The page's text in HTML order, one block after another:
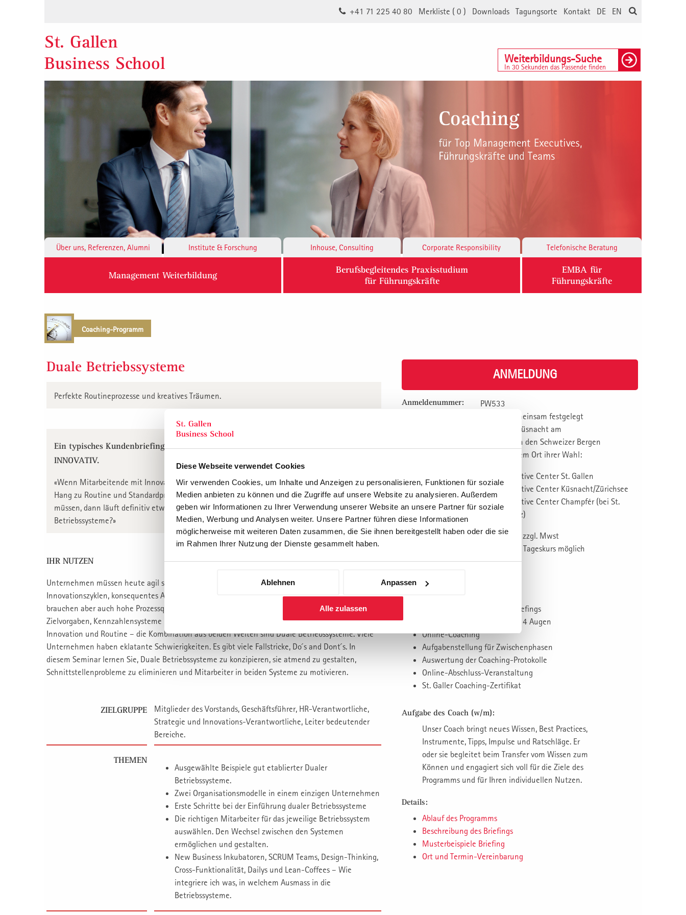
Diese Webseite verwendet Cookies
Wir verwenden Cookies, um Inhalte und Anzeigen zu personalisieren, Funktionen für soziale
Medien anbieten zu können und die Zugriffe auf unsere Website zu analysieren. Außerdem
geben wir Informationen zu Ihrer Verwendung unserer Website an unsere Partner für soziale
Medien, Werbung und Analysen weiter. Unsere Partner führen diese Informationen
möglicherweise mit weiteren Daten zusammen, die Sie ihnen bereitgestellt haben oder die sie
im Rahmen Ihrer Nutzung der Dienste gesammelt haben.
Ablehnen Anpassen
Alle zulassen
EN
DE
Kontakt
Tagungsorte
Downloads
Merkliste (0 )
+41 71 225 40 80
St. Gallen
Business School
Weiterbildungs-Suche
In 30 Sekunden das Passende finden
Über uns, Referenzen, Alumni Institute & Forschung Inhouse, Consulting Corporate Responsibility Telefonische Beratung
Management Weiterbildung
Berufsbegleitendes Praxisstudium
für Führungskräfte
EMBA für
Führungskräfte
Coaching-Programm
Duale Betriebssysteme
Perfekte Routineprozesse und kreatives Träumen.
Ein typisches Kundenbriefing: ZU WENIG PROZESSTREU, ZU WENIG AGIL UND
INNOVATIV.
«Wenn Mitarbeitende mit Innovationskraft sich mit Routineprozessen und Mitarbeitende mit
Hang zu Routine und Standardprozessen sich mit neuen Geschäftsmodellen beschäftigen
müssen, dann läuft definitiv etwas aus dem Ruder. Wie manage ich die Dualität der
Betriebssysteme?»
IHR NUTZEN
Unternehmen müssen heute agil sein. Gefordert sind schnelle Reaktionszeiten, kurze
Innovationszyklen, konsequentes Arbeiten nach Prioritäten und Expertenwissen. Unternehmen
brauchen aber auch hohe Prozessqualität in den Routineaufgaben: Klare Hierarchien,
Zielvorgaben, Kennzahlensysteme und wenig oder keine Toleranz in den Prozessabläufen.
Innovation und Routine – die Kombination aus beiden Welten sind Duale Betriebssysteme. Viele
Unternehmen haben eklatante Schwierigkeiten. Es gibt viele Fallstricke, Do ́s and Dont ́s. In
diesem Seminar lernen Sie, Duale Betriebssysteme zu konzipieren, sie atmend zu gestalten,
Schnittstellenprobleme zu eliminieren und Mitarbeiter in beiden Systeme zu motivieren.
ZIELGRUPPE
Mitglieder des Vorstands, Geschäftsführer, HR-Verantwortliche,
Strategie und Innovations-Verantwortliche, Leiter bedeutender
Bereiche.
THEMEN
Ausgewählte Beispiele gut etablierter Dualer
Betriebssysteme.
Zwei Organisationsmodelle in einem einzigen Unternehmen
Erste Schritte bei der Einführung dualer Betriebssysteme
Die richtigen Mitarbeiter für das jeweilige Betriebssystem
auswählen. Den Wechsel zwischen den Systemen
ermöglichen und gestalten.
New Business Inkubatoren, SCRUM Teams, Design-Thinking,
Cross-Funktionalität, Dailys und Lean-Coffees – Wie
integriere ich was, in welchem Ausmass in die
Betriebssysteme.
ANMELDUNG
Anmeldenummer: PW533
werden gemeinsam festgelegt
St. Gallen, Küsnacht am
Zürichsee, in den Schweizer Bergen
oder an einem Ort ihrer Wahl:
Executive Center St. Gallen
Executive Center Küsnacht/Zürichsee
Executive Center Champfér (bei St.
Moritz)
Gebühr:
CHF 9‘900.- zzgl. Mwst
in Euro zum Tageskurs möglich
Individuelles Einzel-Coaching
Individuell, auf Basis Ihres Briefings
1 Präsenztag Coaching unter 4 Augen
Online-Coaching
Aufgabenstellung für Zwischenphasen
Auswertung der Coaching-Protokolle
Online-Abschluss-Veranstaltung
St. Galler Coaching-Zertifikat
Aufgabe des Coach (w/m):
Unser Coach bringt neues Wissen, Best Practices,
Instrumente, Tipps, Impulse und Ratschläge. Er
oder sie begleitet beim Transfer vom Wissen zum
Können und engagiert sich voll für die Ziele des
Programms und für Ihren individuellen Nutzen.
Details:
Ablauf des Programms
Beschreibung des Briefings
Musterbeispiele Briefing
Ort und Termin-Vereinbarung